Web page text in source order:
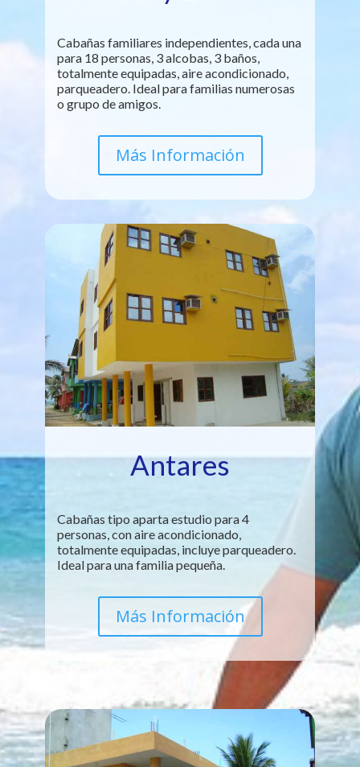
Cabañas familiares independientes, cada una
para 18 personas, 3 alcobas, 3 baños,
totalmente equipadas, aire acondicionado,
parqueadero. Ideal para familias numerosas
o grupo de amigos.
Más Información
Antares
Cabañas tipo aparta estudio para 4
personas, con aire acondicionado,
totalmente equipadas, incluye parqueadero.
Ideal para una familia pequeña.
Más Información